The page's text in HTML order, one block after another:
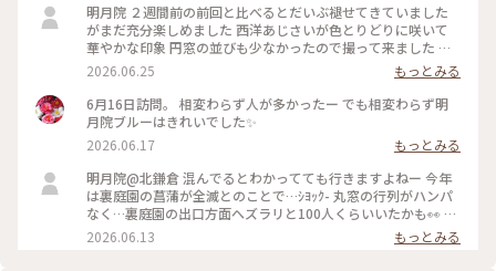
明月院 ２週間前の前回と比べるとだいぶ褪せてきていました
がまだ充分楽しめました 西洋あじさいが色とりどりに咲いて
華やかな印象 円窓の並びも少なかったので撮って来ました 裏
庭園の菖蒲の復活を願います
2026.06.25
もっとみる
6月16日訪問。 相変わらず人が多かったー でも相変わらず明
月院ブルーはきれいでした✨
2026.06.17
もっとみる
明月院@北鎌倉 混んでるとわかってても行きますよねー 今年
は裏庭園の菖蒲が全滅とのことで…ｼﾖｯｸ- 丸窓の行列がハンパ
なく…裏庭園の出口方面へズラリと100人くらいいたかも👀 装
飾のあじさいがとても素敵だったのでそりゃー撮りたくなりま
すよねー(ﾜｶﾙｰ) 写真もなかなか撮りづらいほどの人混み 急な方
2026.06.13 もっとみる